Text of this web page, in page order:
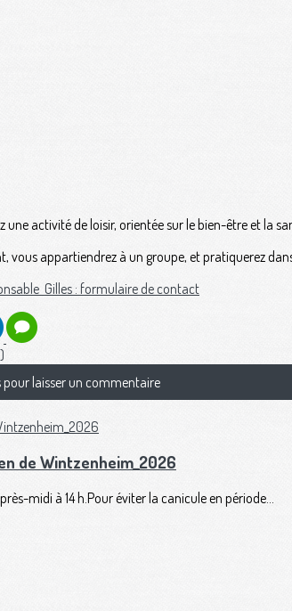
une activité de loisir, orientée sur le bien-être et la
vous appartiendrez à un groupe, et pratiquerez
Gilles : formulaire de contact
pour laisser un commentaire
de Wintzenheim_2026
midi à 14 h.Pour éviter la canicule en période...